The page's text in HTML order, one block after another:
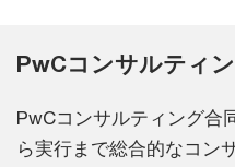
PwCコンサルティ
PwCコンサルティング合
ら実行まで総合的なコン